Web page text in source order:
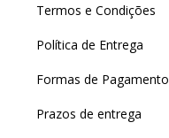
Termos e Condições
Política de Entrega
Formas de Pagamento
Prazos de entrega